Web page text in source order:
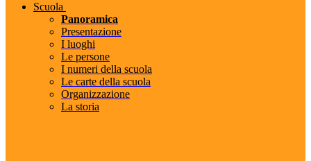
Scuola
Panoramica
Presentazione
I luoghi
Le persone
I numeri della scuola
Le carte della scuola
Organizzazione
La storia